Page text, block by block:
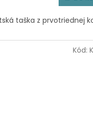
taška z prvotriednej
Kód: